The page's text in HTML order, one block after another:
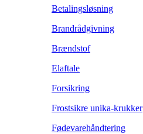
Betalingsløsning
Brandrådgivning
Brændstof
Elaftale
Forsikring
Frostsikre unika-krukker
Fødevarehåndtering